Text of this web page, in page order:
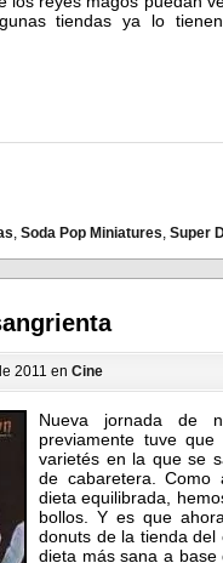
tiendas ya lo
, Soda Pop Miniatures, Super
2011 en Cine
Nueva jornada de
previamente tuve
varietés en la que se
de cabaretera. Como
dieta equilibrada,
bollos. Y es que
donuts de la tienda
dieta más sana a